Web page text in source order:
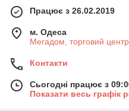
Працює з 26.02.2019
м. Одеса
Мегадом, торговий
Контакти
Сьогодні працює з
Показати весь графік